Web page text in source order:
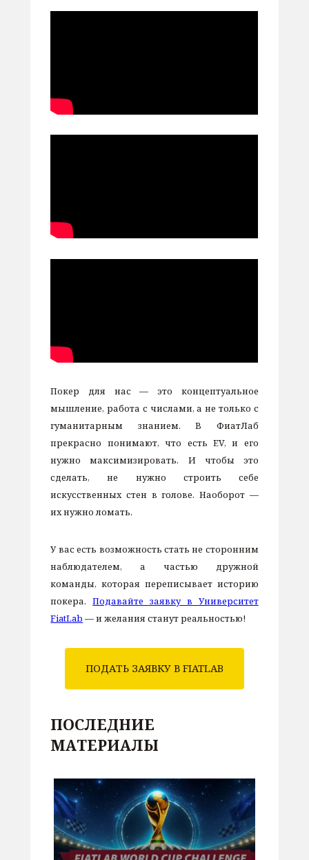
Покер для нас — это концептуальное
мышление, работа с числами, а не только с
гуманитарным знанием. В ФиатЛаб
прекрасно понимают, что есть EV, и его
нужно максимизировать. И чтобы это
сделать, не нужно строить себе
искусственных стен в голове. Наоборот —
их нужно ломать.
У вас есть возможность стать не сторонним
наблюдателем, а частью дружной
команды, которая переписывает историю
покера.Подавайте заявку в Университет
FiatLab — и желания станут реальностью!
ПОДАТЬ ЗАЯВКУ В FIATLAB
ПОСЛЕДНИЕ
МАТЕРИАЛЫ